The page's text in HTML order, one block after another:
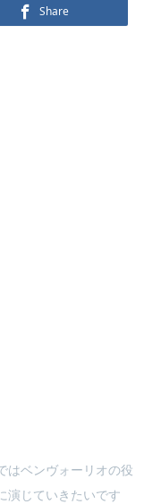
Share
ベンヴォーリオの役
演じていきたいです